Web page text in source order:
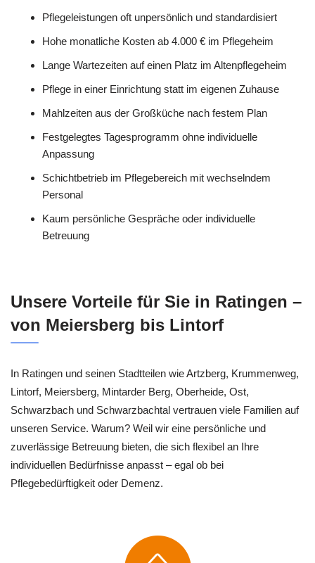
Pflegeleistungen oft unpersönlich und standardisiert
Hohe monatliche Kosten ab 4.000 € im Pflegeheim
Lange Wartezeiten auf einen Platz im Altenpflegeheim
Pflege in einer Einrichtung statt im eigenen Zuhause
Mahlzeiten aus der Großküche nach festem Plan
Festgelegtes Tagesprogramm ohne individuelle
Anpassung
Schichtbetrieb im Pflegebereich mit wechselndem
Personal
Kaum persönliche Gespräche oder individuelle
Betreuung
Unsere Vorteile für Sie in Ratingen –
von Meiersberg bis Lintorf
In Ratingen und seinen Stadtteilen wie Artzberg, Krummenweg,
Lintorf, Meiersberg, Mintarder Berg, Oberheide, Ost,
Schwarzbach und Schwarzbachtal vertrauen viele Familien auf
unseren Service. Warum? Weil wir eine persönliche und
zuverlässige Betreuung bieten, die sich flexibel an Ihre
individuellen Bedürfnisse anpasst – egal ob bei
Pflegebedürftigkeit oder Demenz.